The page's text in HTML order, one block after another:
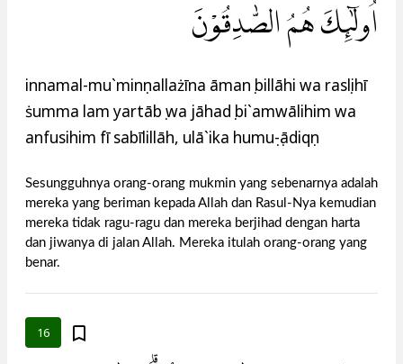
اُولٰۤىِٕكَ هُمُ الصّٰدِقُوْنَ
innamal-mu`minụnallażīna āmanụ billāhi wa rasụlihī
ṡumma lam yartābụ wa jāhadụ bi`amwālihim wa
anfusihim fī sabīlillāh, ulā`ika humuṣ-ṣādiqụn
Sesungguhnya orang-orang mukmin yang sebenarnya adalah
mereka yang beriman kepada Allah dan Rasul-Nya kemudian
mereka tidak ragu-ragu dan mereka berjihad dengan harta
dan jiwanya di jalan Allah. Mereka itulah orang-orang yang
benar.
16